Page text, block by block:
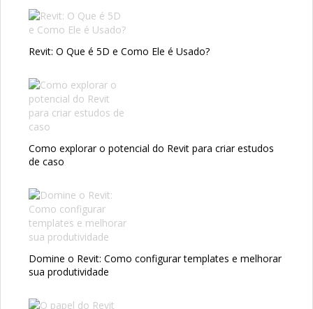
Revit: O Que é 5D e Como Ele é Usado?
Como explorar o potencial do Revit para criar estudos
de caso
Domine o Revit: Como configurar templates e melhorar
sua produtividade